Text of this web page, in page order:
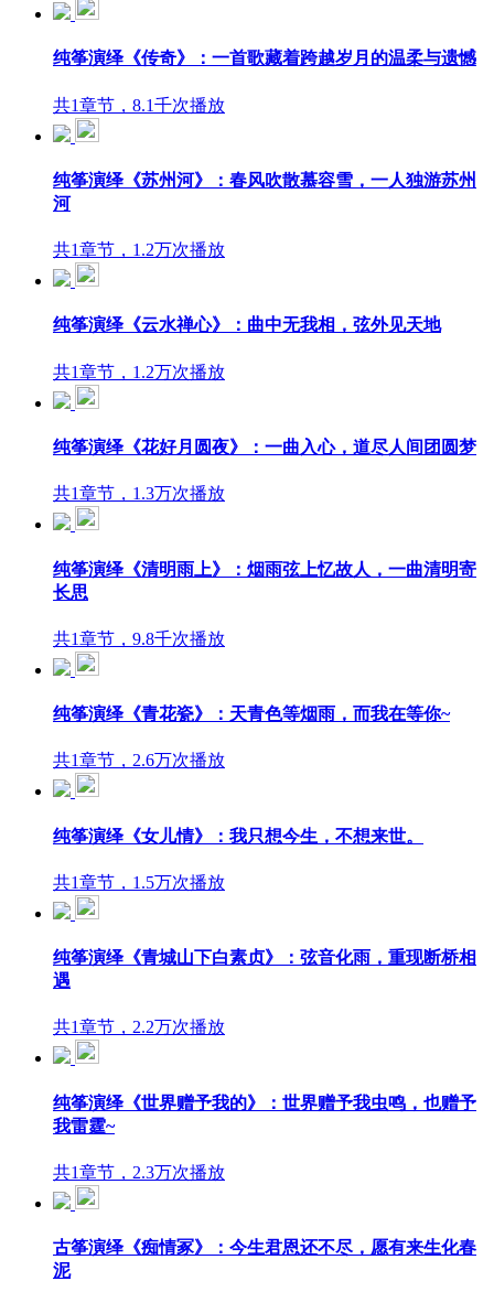
纯筝演绎《传奇》：一首歌藏着跨越岁月的温柔与遗憾
共1章节，8.1千次播放
纯筝演绎《苏州河》：春风吹散慕容雪，一人独游苏州
河
共1章节，1.2万次播放
纯筝演绎《云水禅心》：曲中无我相，弦外见天地
共1章节，1.2万次播放
纯筝演绎《花好月圆夜》：一曲入心，道尽人间团圆梦
共1章节，1.3万次播放
纯筝演绎《清明雨上》：烟雨弦上忆故人，一曲清明寄
长思
共1章节，9.8千次播放
纯筝演绎《青花瓷》：天青色等烟雨，而我在等你~
共1章节，2.6万次播放
纯筝演绎《女儿情》：我只想今生，不想来世。
共1章节，1.5万次播放
纯筝演绎《青城山下白素贞》：弦音化雨，重现断桥相
遇
共1章节，2.2万次播放
纯筝演绎《世界赠予我的》：世界赠予我虫鸣，也赠予
我雷霆~
共1章节，2.3万次播放
古筝演绎《痴情冢》：今生君恩还不尽，愿有来生化春
泥